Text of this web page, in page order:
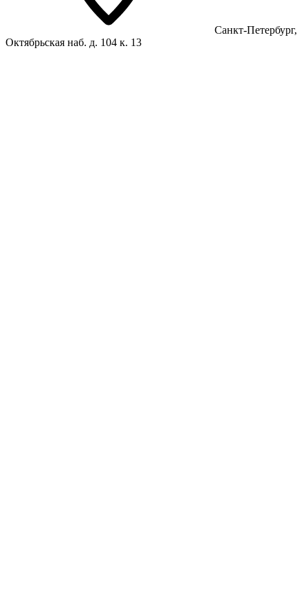
Санкт-Петербург,
Октябрьская наб. д. 104 к. 13